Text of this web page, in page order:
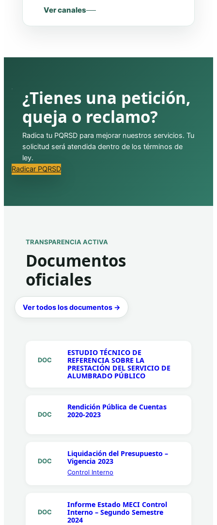
Ver canales
¿Tienes una petición,
queja o reclamo?
Radica tu PQRSD para mejorar nuestros servicios. Tu
solicitud será atendida dentro de los términos de
ley.
Radicar PQRSD
TRANSPARENCIA ACTIVA
Documentos
oficiales
Ver todos los documentos →
DOC
ESTUDIO TÉCNICO DE
REFERENCIA SOBRE LA
PRESTACIÓN DEL SERVICIO DE
ALUMBRADO PÚBLICO
DOC
Rendición Pública de Cuentas
2020-2023
DOC
Liquidación del Presupuesto –
Vigencia 2023
Control Interno
DOC
Informe Estado MECI Control
Interno – Segundo Semestre
2024